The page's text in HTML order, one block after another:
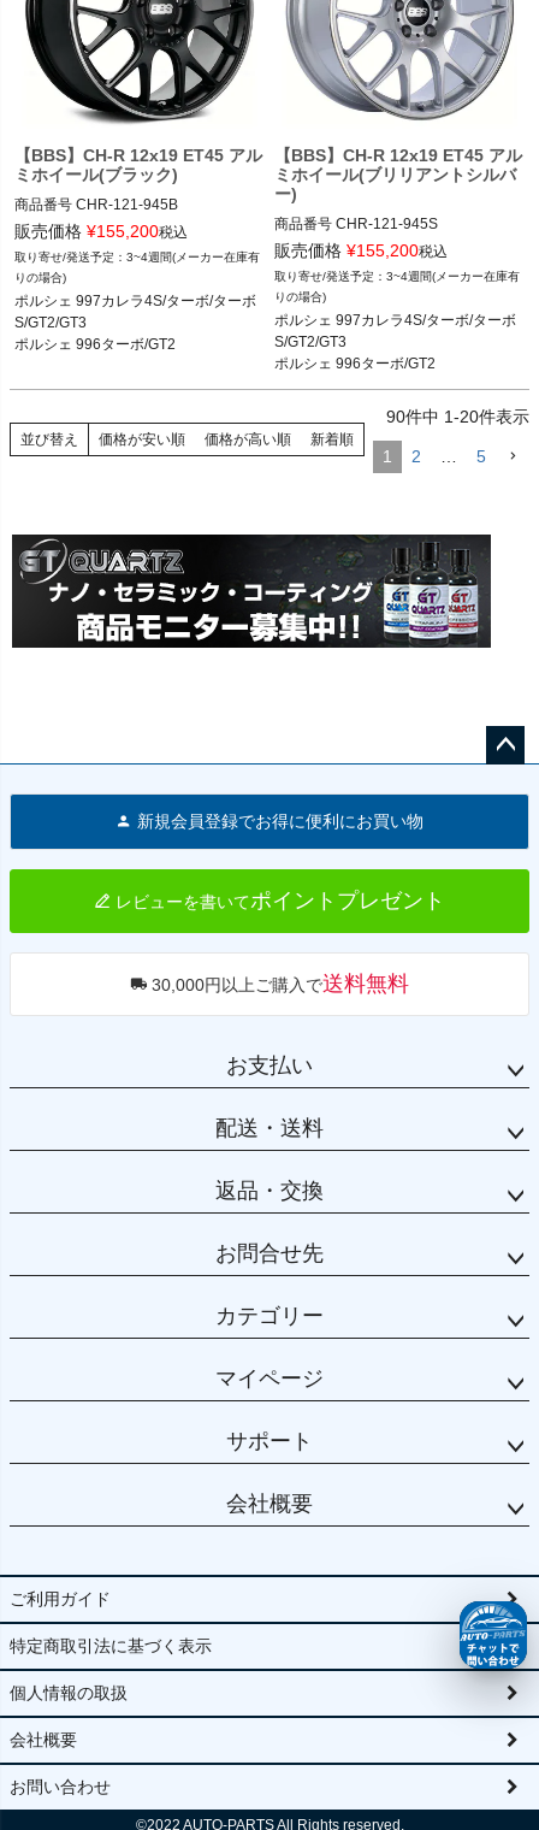
【BBS】CH-R 12x19 ET45 アル
ミホイール(ブラック)
商品番号 CHR-121-945B
CHR-121-945B
FVD：CHR 121 945B
ポルシェ 997カレラ4S/ターボ/ターボ
S/GT2/GT3 05-12
ポルシェ 996ターボ/GT2 01-05
販売価格 ¥155,200税込
3~4週間(メーカー在庫有
りの場合)
ポルシェ 997カレラ4S/ターボ/ターボ
S/GT2/GT3
ポルシェ 996ターボ/GT2
【BBS】CH-R 12x19 ET45 アル
ミホイール(ブリリアントシルバ
ー)
商品番号 CHR-121-945S
CHR-121-945S
FVD：CHR 121 945S
ポルシェ 997カレラ4S/ターボ/ターボ
S/GT2/GT3 05-12
ポルシェ 996ターボ/GT2 01-05
販売価格 ¥155,200税込
3~4週間(メーカー在庫有
りの場合)
ポルシェ 997カレラ4S/ターボ/ターボ
S/GT2/GT3
ポルシェ 996ターボ/GT2
並び替え 価格が安い順 価格が高い順 新着順
90件中 1-20件表示
1 2 … 5
へ
新規会員登録でお得に便利にお買い物
レビューを書いてポイントプレゼント
30,000円以上ご購入で送料無料
お支払い
配送・送料
返品・交換
お問合せ先
カテゴリー
マイページ
サポート
会社概要
ご利用ガイド
特定商取引法に基づく表示
個人情報の取扱
会社概要
お問い合わせ
©2022 AUTO-PARTS All Rights reserved.